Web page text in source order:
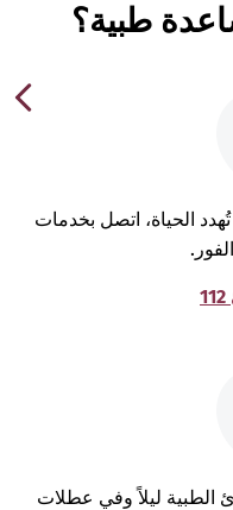
طبية؟
اتصل بخدمات
ليلاً وفي عطلات